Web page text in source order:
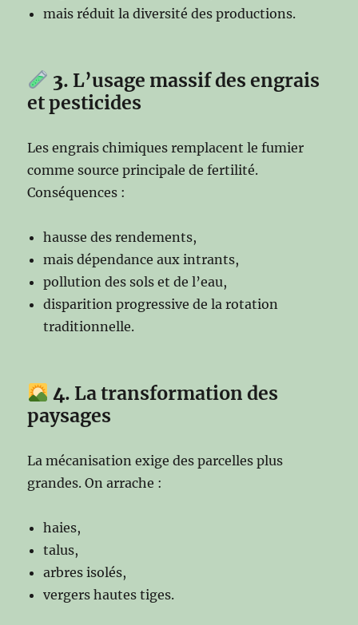
mais réduit la diversité des productions.
3. L’usage massif des engrais
et pesticides
Les engrais chimiques remplacent le fumier
comme source principale de fertilité.
Conséquences :
hausse des rendements,
mais dépendance aux intrants,
pollution des sols et de l’eau,
disparition progressive de la rotation
traditionnelle.
4. La transformation des
paysages
La mécanisation exige des parcelles plus
grandes. On arrache :
haies,
talus,
arbres isolés,
vergers hautes tiges.